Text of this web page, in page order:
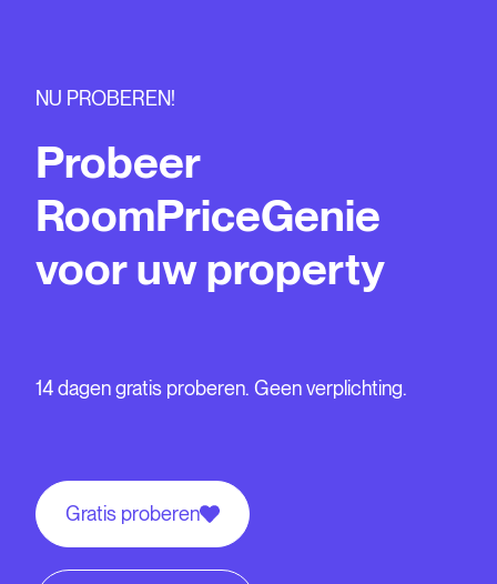
NU PROBEREN!
Probeer
RoomPriceGenie
voor uw property
14 dagen gratis proberen. Geen verplichting.
Gratis proberen